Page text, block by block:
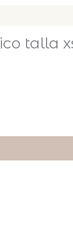
talla